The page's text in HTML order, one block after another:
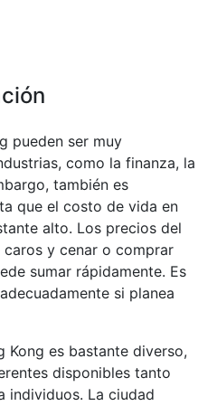
pueden ser muy
como la finanza, la
también es
que el costo de vida en
alto. Los precios del
y cenar o comprar
sumar rápidamente. Es
si planea
Kong es bastante diverso,
disponibles tanto
individuos. La ciudad